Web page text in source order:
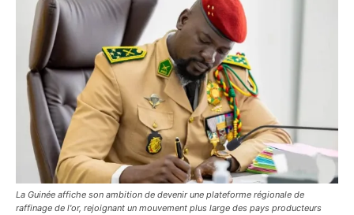
La Guinée affiche son ambition de devenir une plateforme régionale de
raffinage de l'or, rejoignant un mouvement plus large des pays producteurs